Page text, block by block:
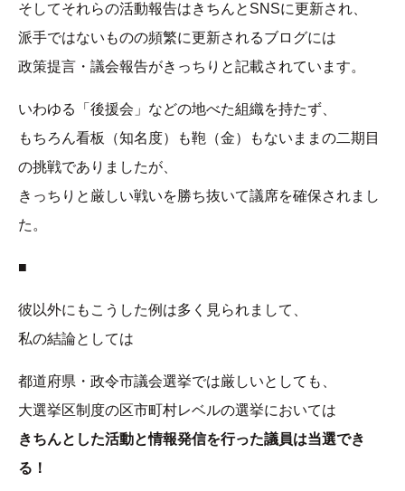
そしてそれらの活動報告はきちんとSNSに更新され、
派手ではないものの頻繁に更新されるブログには
政策提言・議会報告がきっちりと記載されています。
いわゆる「後援会」などの地べた組織を持たず、
もちろん看板（知名度）も鞄（金）もないままの二期目
の挑戦でありましたが、
きっちりと厳しい戦いを勝ち抜いて議席を確保されまし
た。
■
彼以外にもこうした例は多く見られまして、
私の結論としては
都道府県・政令市議会選挙では厳しいとしても、
大選挙区制度の区市町村レベルの選挙においては
きちんとした活動と情報発信を行った議員は当選でき
る！